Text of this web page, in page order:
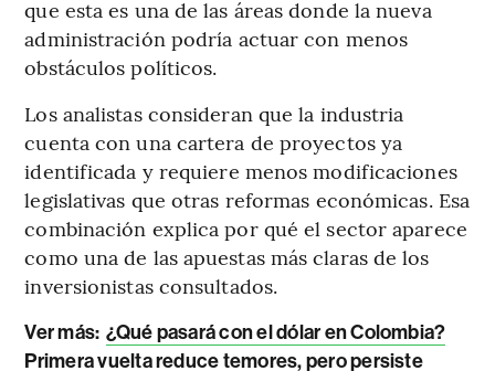
que esta es una de las áreas donde la nueva
administración podría actuar con menos
obstáculos políticos.
Los analistas consideran que la industria
cuenta con una cartera de proyectos ya
identificada y requiere menos modificaciones
legislativas que otras reformas económicas. Esa
combinación explica por qué el sector aparece
como una de las apuestas más claras de los
inversionistas consultados.
Ver más: ¿Qué pasará con el dólar en Colombia?
Primera vuelta reduce temores, pero persiste